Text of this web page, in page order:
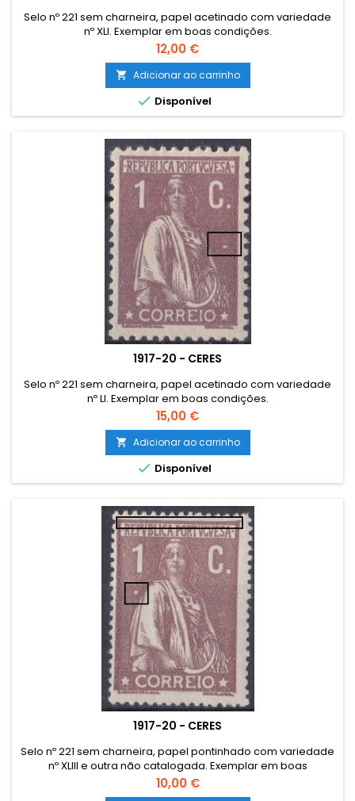
Selo nº 221 sem charneira, papel acetinado com variedade
nº XLI. Exemplar em boas condições.
Preço
12,00 €
 Adicionar ao carrinho
 Disponível
1917-20 - CERES
Selo nº 221 sem charneira, papel acetinado com variedade
nº LI. Exemplar em boas condições.
Preço
15,00 €
 Adicionar ao carrinho
 Disponível
1917-20 - CERES
Selo nº 221 sem charneira, papel pontinhado com variedade
nº XLIII e outra não catalogada. Exemplar em boas
condições.
Preço
10,00 €